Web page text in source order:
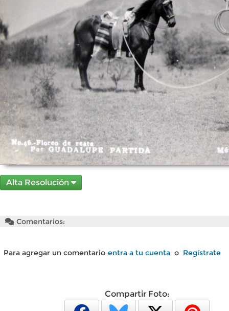
Alta Resolución
Comentarios:
Para agregar un comentario entra a tu cuenta o Regístrate
Compartir Foto: